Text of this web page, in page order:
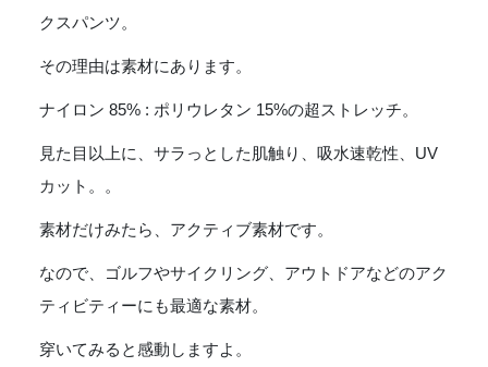
クスパンツ。
その理由は素材にあります。
ナイロン 85% : ポリウレタン 15%の超ストレッチ。
見た目以上に、サラっとした肌触り、吸水速乾性、UV
カット。。
素材だけみたら、アクティブ素材です。
なので、ゴルフやサイクリング、アウトドアなどのアク
ティビティーにも最適な素材。
穿いてみると感動しますよ。